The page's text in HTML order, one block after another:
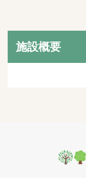
施設概要